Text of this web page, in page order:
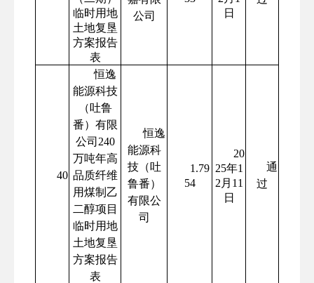
临时用地
土地复垦
方案报告
表
公司
日
40
恒逸
能源科技
（吐鲁
番）有限
公司240
万吨年高
品质纤维
用煤制乙
二醇项目
临时用地
土地复垦
方案报告
表
恒逸
能源科
技（吐
鲁番）
有限公
司
1.79
54
20
25年1
2月11
日
通
过